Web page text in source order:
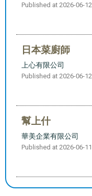
Published at 2026-06-12
日本菜廚師
上心有限公司
Published at 2026-06-12
幫上什
華美企業有限公司
Published at 2026-06-11